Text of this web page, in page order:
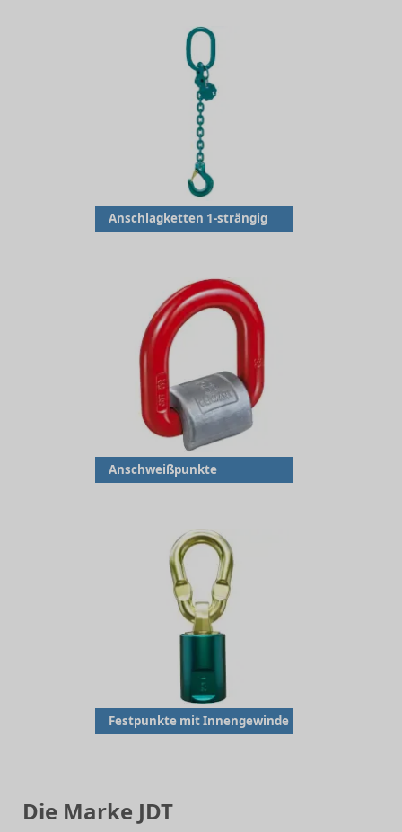
Anschlagketten 1-strängig
Anschweißpunkte
Festpunkte mit Innengewinde
Die Marke JDT